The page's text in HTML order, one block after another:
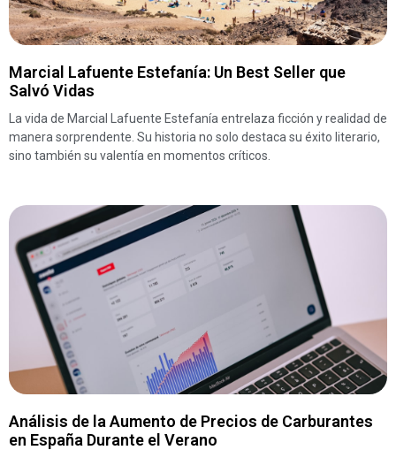
Marcial Lafuente Estefanía: Un Best Seller que
Salvó Vidas
La vida de Marcial Lafuente Estefanía entrelaza ficción y realidad de
manera sorprendente. Su historia no solo destaca su éxito literario,
sino también su valentía en momentos críticos.
Análisis de la Aumento de Precios de Carburantes
en España Durante el Verano